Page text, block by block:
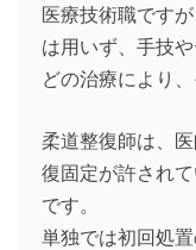
医療技術職です
は用いず、手技
どの治療により
柔道整復師は、
復固定が許され
です。
単独では初回処